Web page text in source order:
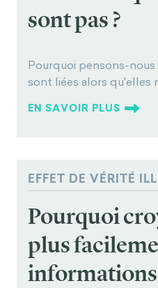
agazine/dont-blink-
confidence.html
(2018). Hypoxia-
most preterm brain
Neurology ,60(2),
sont pas ?
Pourquoi pensons-
sont liées alors qu'elles
EN SAVOIR PLUS
EFFET DE VÉRITÉ
Pourquoi
plus